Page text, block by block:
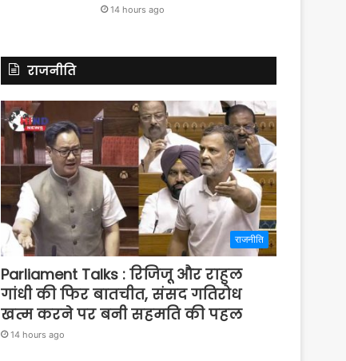
14 hours ago
राजनीति
राजनीति
Parliament Talks : रिजिजू और राहुल
गांधी की फिर बातचीत, संसद गतिरोध
खत्म करने पर बनी सहमति की पहल
14 hours ago